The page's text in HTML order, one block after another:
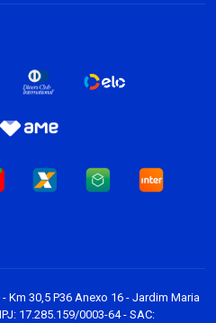
Km 30,5 P36 Anexo 16 - Jardim Maria
17.285.159/0003-64 - SAC: